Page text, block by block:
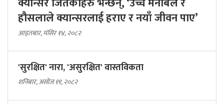
हौसलाले क्यान्सरलाई हराए र नयाँ जीवन पाए’
आइतबार, मंसिर १४, २०८२
'सुरक्षित' नारा, 'असुरक्षित' वास्तविकता
शनिबार, असोज ११, २०८२